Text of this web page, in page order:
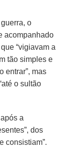
o
acompanhado
“vigiavam a
tão simples e
entrar”, mas
o sultão
a
dos
consistiam”.